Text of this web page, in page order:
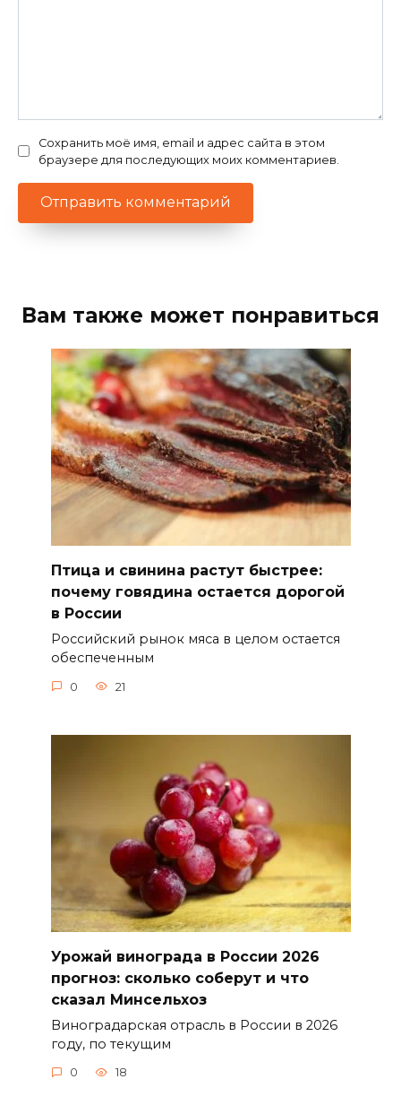
Сохранить моё имя, email и адрес сайта в этом
браузере для последующих моих комментариев.
Вам также может понравиться
Птица и свинина растут быстрее:
почему говядина остается дорогой
в России
Российский рынок мяса в целом остается
обеспеченным
0 21
Урожай винограда в России 2026
прогноз: сколько соберут и что
сказал Минсельхоз
Виноградарская отрасль в России в 2026
году, по текущим
0 18